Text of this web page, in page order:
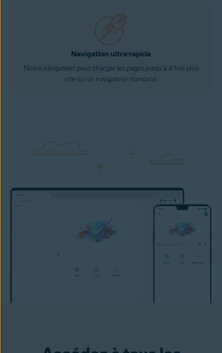
Navigation ultra-rapide
Notre navigateur peut charger les pages jusqu’à 4 fois plus
vite qu’un navigateur standard.